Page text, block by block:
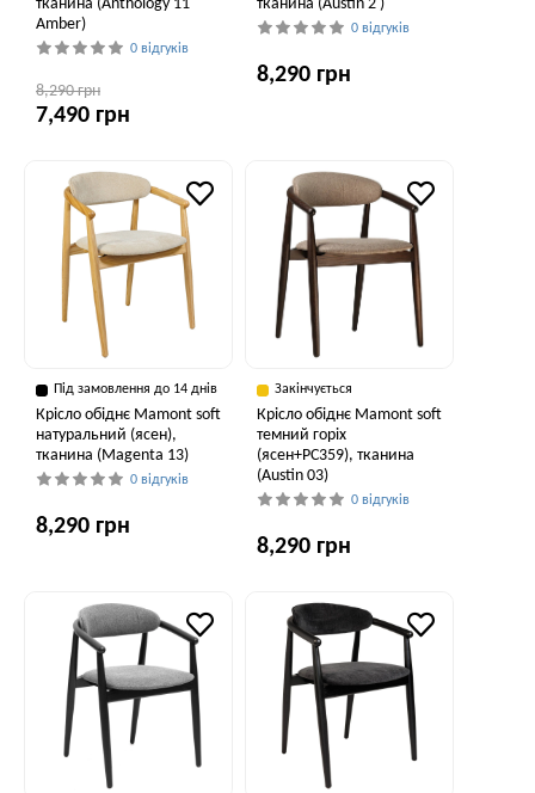
тканина (Anthology 11
Amber)
0 відгуків
8,290 грн
7,490 грн
тканина (Austin 2 )
0 відгуків
8,290 грн
Під замовлення до 14 днів
Крісло обіднє Mamont soft
натуральний (ясен),
тканина (Magenta 13)
0 відгуків
8,290 грн
Закінчується
Крісло обіднє Mamont soft
темний горіх
(ясен+PC359), тканина
(Austin 03)
0 відгуків
8,290 грн